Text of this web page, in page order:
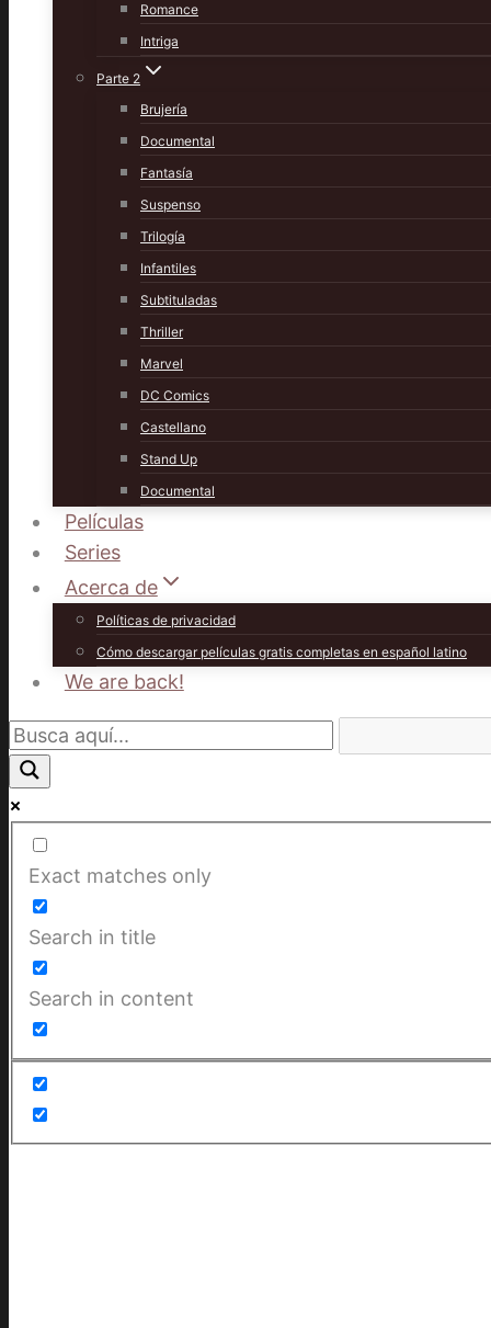
Romance
Intriga
Parte 2
Brujería
Documental
Fantasía
Suspenso
Trilogía
Infantiles
Subtituladas
Thriller
Marvel
DC Comics
Castellano
Stand Up
Documental
Películas
Series
Acerca de
Políticas de privacidad
Cómo descargar películas gratis completas en español latino
We are back!
Exact matches only
Search in title
Search in content